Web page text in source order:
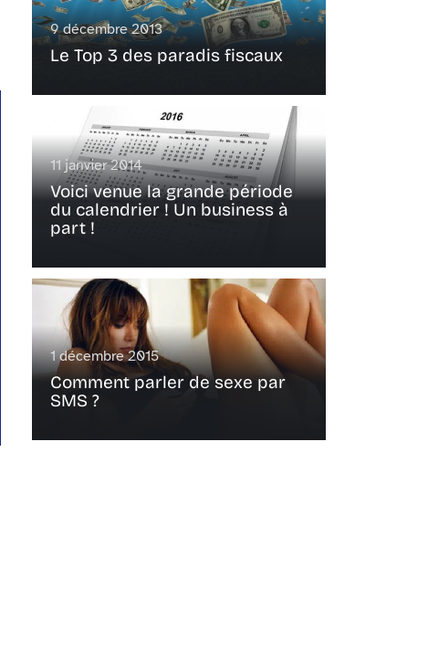
9 décembre 2013
Le Top 3 des paradis fiscaux
11 janvier 2014
Voici venue la grande période
du calendrier ! Un business à
part !
1 décembre 2015
Comment parler de sexe par
SMS ?